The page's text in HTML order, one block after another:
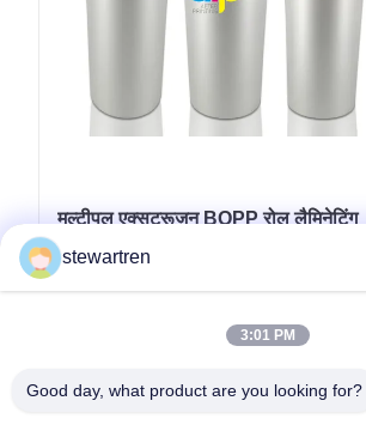
मल्टीपल एक्सट्रूज़न BOPP रोल लैमिनेटिंग
फिल्म अनुकूलित मोटाई BV अनुमोदन
stewartren
3:01 PM
Good day, what product are you looking for?